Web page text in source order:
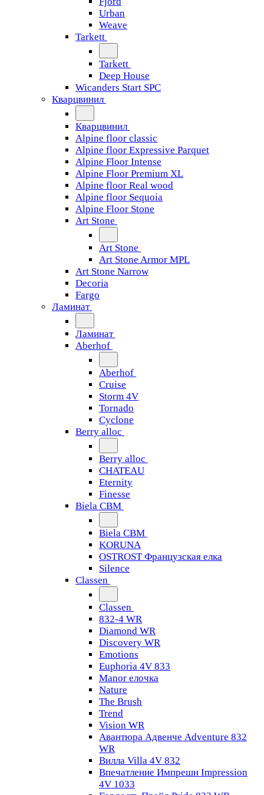
Urban
Weave
Tarkett
Tarkett
Deep House
Wicanders Start SPC
Кварцвинил
Кварцвинил
Alpine floor classic
Alpine floor Expressive Parquet
Alpine Floor Intense
Alpine Floor Premium XL
Alpine floor Real wood
Alpine floor Sequoia
Alpine Floor Stone
Art Stone
Art Stone
Art Stone Armor MPL
Art Stone Narrow
Decoria
Fargo
Ламинат
Ламинат
Aberhof
Aberhof
Cruise
Storm 4V
Tornado
Сyclone
Berry alloc
Berry alloc
CHATEAU
Eternity
Finesse
Biela CBM
Biela CBM
KORUNA
OSTROST Французская елка
Silence
Classen
Classen
832-4 WR
Diamond WR
Discovery WR
Emotions
Euphoria 4V 833
Manor елочка
Nature
The Brush
Trend
Vision WR
Авантюра Адвенче Adventure 832
WR
Вилла Villa 4V 832
Впечатление Импрешн Impression
4V 1033